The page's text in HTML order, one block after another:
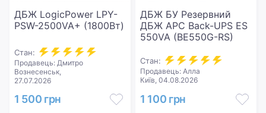
ДБЖ LogicPower LPY-
PSW-2500VA+ (1800Вт)
Стан:
Продавець: Дмитро
Вознесенськ,
27.07.2026
1 500 грн
ДБЖ БУ Резервний
ДБЖ APC Back-UPS ES
550VA (BE550G-RS)
Стан:
Продавець: Алла
Київ, 04.08.2026
1 100 грн